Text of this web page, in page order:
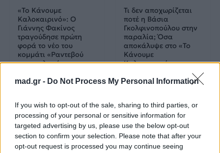
mad.gr - Do Not Process My Personal Information
If you wish to opt-out of the sale, sharing to third parties, or
processing of your personal or sensitive information for
targeted advertising by us, please use the below opt-out
section to confirm your selection. Please note that after your
opt-out request is processed you may continue seeing
«Το Κάνουμε
Καλοκαιρινό»: Ο
Γιάννης Φακίνος
τραγούδησε πρώτη
φορά το νέο του
κομμάτι «Ραντεβού
στο εκκλησάκι»
05.08.2026
Τι δεν αποχωρίζεται
ποτέ η Βάσια
Γκολφινοπούλου στην
παραλία; Όσα
αποκάλυψε στο «Το
Κάνουμε
Καλοκαιρινό»
04.08.2026